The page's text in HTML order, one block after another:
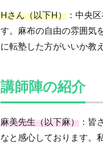
Hさん（以下H） ：中央
す。麻布の自由の雰囲気
に転塾した方がいいか教
講師陣の紹介
麻美先生（以下麻） ：皆
なと感心しております。